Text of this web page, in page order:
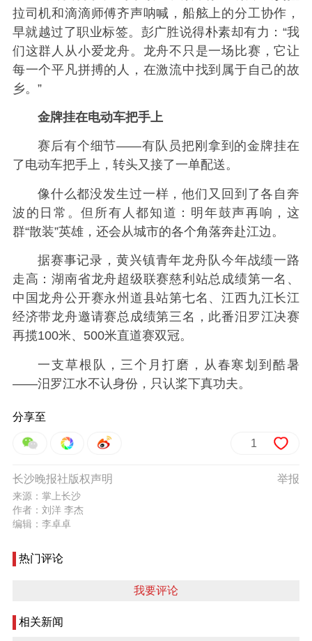
拉司机和滴滴师傅齐声呐喊，船舷上的分工协作，
早就越过了职业标签。彭广胜说得朴素却有力：“我
们这群人从小爱龙舟。龙舟不只是一场比赛，它让
每一个平凡拼搏的人，在激流中找到属于自己的故
乡。”
金牌挂在电动车把手上
赛后有个细节——有队员把刚拿到的金牌挂在
了电动车把手上，转头又接了一单配送。
像什么都没发生过一样，他们又回到了各自奔
波的日常。但所有人都知道：明年鼓声再响，这
群“散装”英雄，还会从城市的各个角落奔赴江边。
据赛事记录，黄兴镇青年龙舟队今年战绩一路
走高：湖南省龙舟超级联赛慈利站总成绩第一名、
中国龙舟公开赛永州道县站第七名、江西九江长江
经济带龙舟邀请赛总成绩第三名，此番汨罗江决赛
再揽100米、500米直道赛双冠。
一支草根队，三个月打磨，从春寒划到酷暑
——汨罗江水不认身份，只认桨下真功夫。
分享至
1
举报
长沙晚报社版权声明
来源：掌上长沙
作者：刘洋 李杰
编辑：李卓卓
热门评论
我要评论
相关新闻